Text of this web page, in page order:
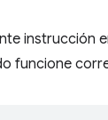
instrucción
funcione